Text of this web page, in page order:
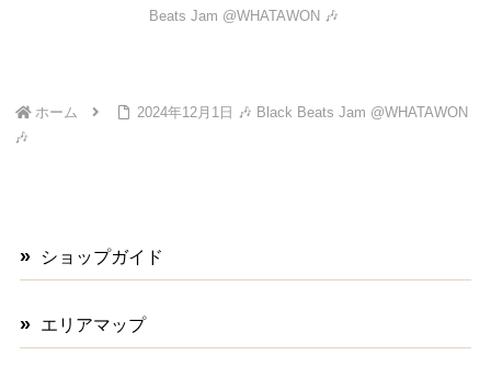
Beats Jam @WHATAWON 🎶
ホーム
2024年12月1日 🎶 Black Beats Jam @WHATAWON
🎶
ショップガイド
エリアマップ